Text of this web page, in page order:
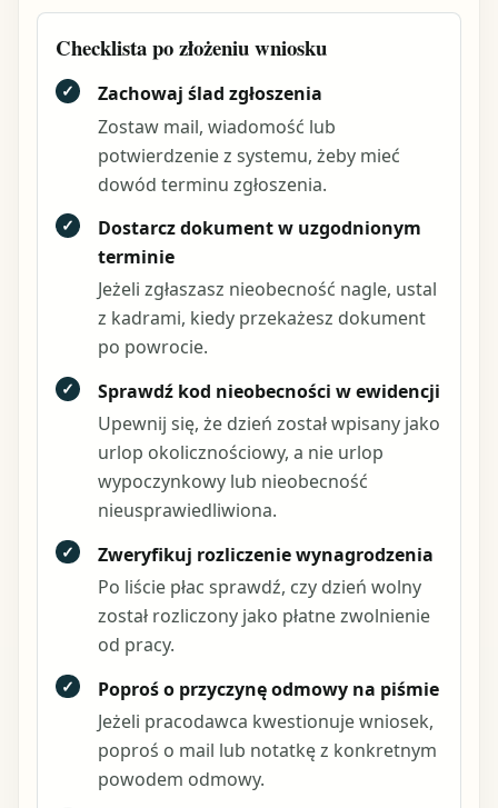
Checklista po złożeniu wniosku
✓
Zachowaj ślad zgłoszenia
Zostaw mail, wiadomość lub
potwierdzenie z systemu, żeby mieć
dowód terminu zgłoszenia.
✓
Dostarcz dokument w uzgodnionym
terminie
Jeżeli zgłaszasz nieobecność nagle, ustal
z kadrami, kiedy przekażesz dokument
po powrocie.
✓
Sprawdź kod nieobecności w ewidencji
Upewnij się, że dzień został wpisany jako
urlop okolicznościowy, a nie urlop
wypoczynkowy lub nieobecność
nieusprawiedliwiona.
✓
Zweryfikuj rozliczenie wynagrodzenia
Po liście płac sprawdź, czy dzień wolny
został rozliczony jako płatne zwolnienie
od pracy.
✓
Poproś o przyczynę odmowy na piśmie
Jeżeli pracodawca kwestionuje wniosek,
poproś o mail lub notatkę z konkretnym
powodem odmowy.